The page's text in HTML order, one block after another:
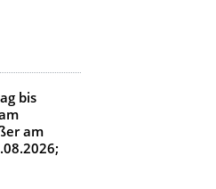
bis
am